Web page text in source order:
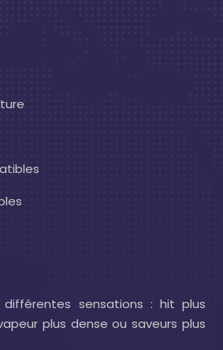
sensations : hit plus
plus dense ou saveurs plus